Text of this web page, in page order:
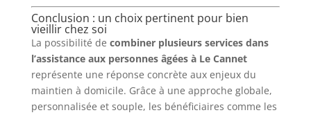
Conclusion : un choix pertinent pour bien
vieillir chez soi
La possibilité de combiner plusieurs services dans
l’assistance aux personnes âgées à Le Cannet
représente une réponse concrète aux enjeux du
maintien à domicile. Grâce à une approche globale,
personnalisée et souple, les bénéficiaires comme les